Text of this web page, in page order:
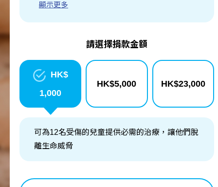
顯示更多
請選擇捐款金額
HK$
1,000
HK$5,000 HK$23,000
可為12名受傷的兒童提供必需的治療，讓他們脫
離生命威脅